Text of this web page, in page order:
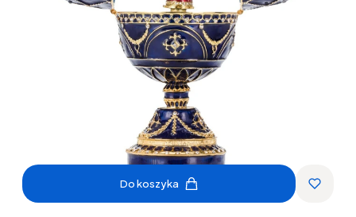
Do koszyka